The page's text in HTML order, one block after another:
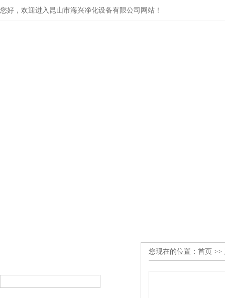
您好，欢迎进入昆山市海兴净化设备有限公司网站！
您现在的位置： 首页 >>